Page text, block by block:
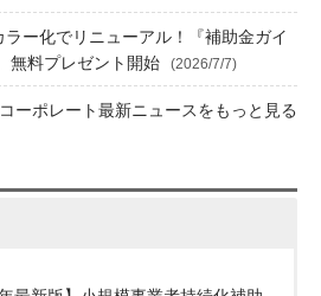
ラー化でリニューアル！『補助金ガイ
無料プレゼント開始
(2026/7/7)
コーポレート最新ニュースをもっと見る